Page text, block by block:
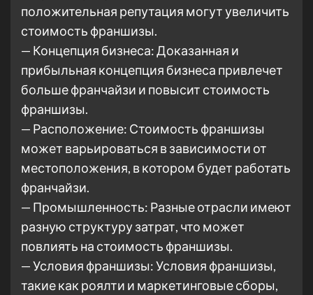
положительная репутация могут увеличить
стоимость франшизы.
— Концепция бизнеса: Доказанная и
прибыльная концепция бизнеса привлечет
больше франчайзи и повысит стоимость
франшизы.
— Расположение: Стоимость франшизы
может варьироваться в зависимости от
местоположения, в котором будет работать
франчайзи.
— Промышленность: Разные отрасли имеют
разную структуру затрат, что может
повлиять на стоимость франшизы.
— Условия франшизы: Условия франшизы,
такие как роялти и маркетинговые сборы,